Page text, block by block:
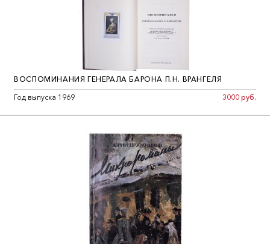
ВОСПОМИНАНИЯ ГЕНЕРАЛА БАРОНА П.Н. ВРАНГЕЛЯ
Год выпуска 1969
3000 руб.